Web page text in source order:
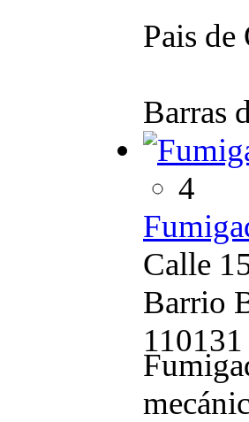
Pais
Barras
4
Calle
Barrio
110131